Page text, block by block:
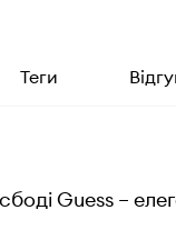
Теги
Guess –